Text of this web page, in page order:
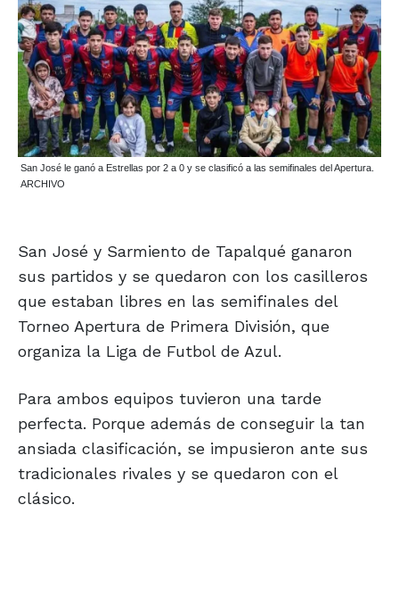
San José le ganó a Estrellas por 2 a 0 y se clasificó a las semifinales del Apertura.
ARCHIVO
San José y Sarmiento de Tapalqué ganaron
sus partidos y se quedaron con los casilleros
que estaban libres en las semifinales del
Torneo Apertura de Primera División, que
organiza la Liga de Futbol de Azul.
Para ambos equipos tuvieron una tarde
perfecta. Porque además de conseguir la tan
ansiada clasificación, se impusieron ante sus
tradicionales rivales y se quedaron con el
clásico.